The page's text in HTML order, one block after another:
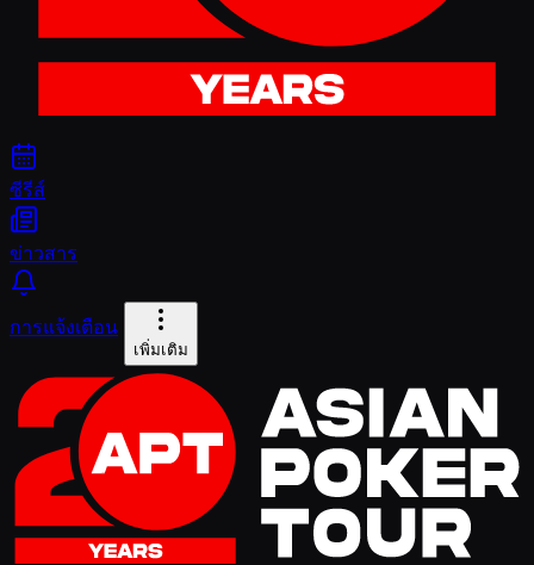
ซีรีส์
ข่าวสาร
การแจ้งเตือน
เพิ่มเติม